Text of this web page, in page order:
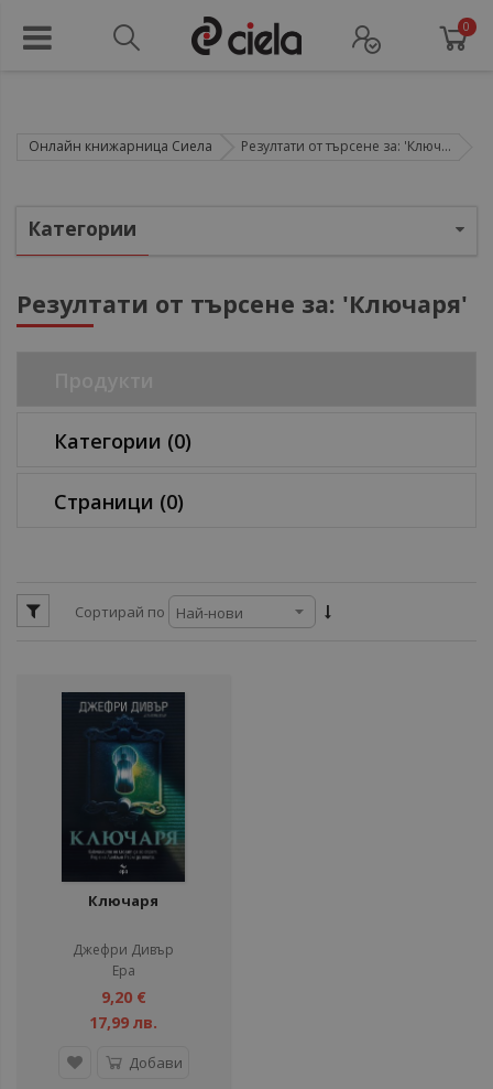
0
Онлайн книжарница Сиела Резултати от търсене за: 'Ключ...
Резултати от търсене за: 'Ключаря'
Категории (0)
Страници (0)
Сортирай по
Ключаря
Джефри Дивър
Ера
9,20 €
17,99 лв.
Добави
Категории